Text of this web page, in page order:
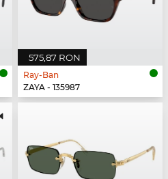
575,87 RON
Ray-Ban
ZAYA - 135987